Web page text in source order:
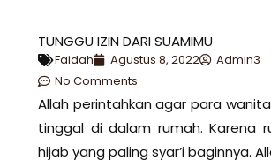
TUNGGU IZIN DARI SUAMIMU
Faidah Agustus 8, 2022
Admin3
No Comments
Allah perintahkan agar para
tinggal di dalam rumah. Karena
hijab yang paling syar’i baginnya.